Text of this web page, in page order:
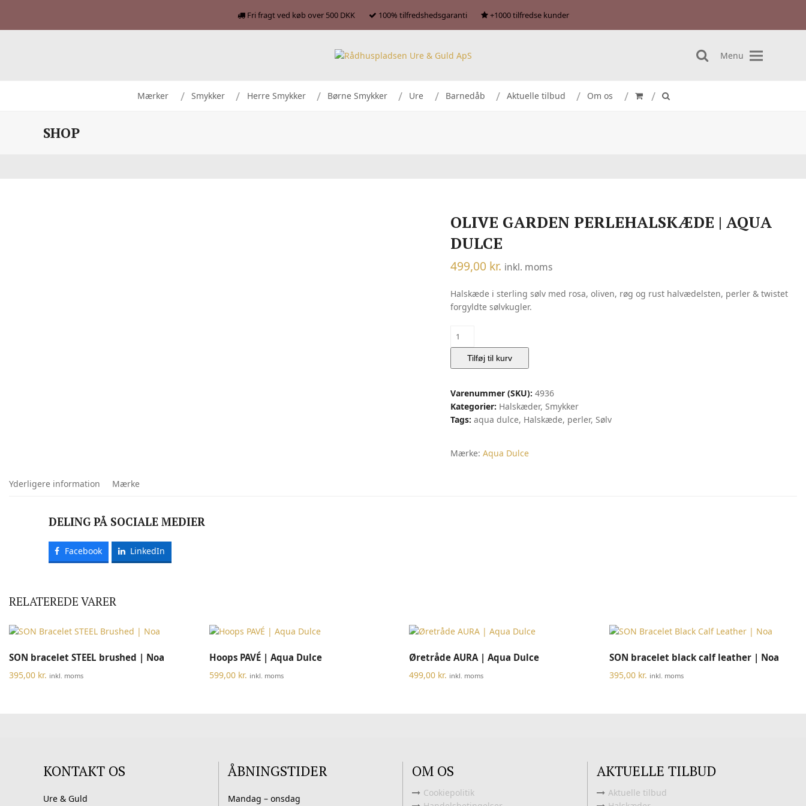
Fri fragt ved køb over 500 DKK 100% tilfredshedsgaranti +1000 tilfredse kunder
search
Menu
Mærker Smykker Herre Smykker Børne Smykker Ure Barnedåb Aktuelle tilbud Om os
SHOP
OLIVE GARDEN PERLEHALSKÆDE | AQUA
DULCE
499,00 kr. inkl. moms
Halskæde i sterling sølv med rosa, oliven, røg og rust halvædelsten, perler & twistet
forgyldte sølvkugler.
Olive
Garden
Perlehalskæde
|
Dulce
antal
Tilføj til kurv
Varenummer (SKU): 4936
Kategorier: Halskæder, Smykker
Tags: aqua dulce, Halskæde, perler, Sølv
Mærke: Aqua Dulce
Yderligere information Mærke
DELING PÅ SOCIALE MEDIER
Facebook LinkedIn
RELATEREDE VARER
vare
SON bracelet STEEL brushed | Noa
395,00 kr. inkl. moms
Hoops PAVÉ | Aqua Dulce
599,00 kr. inkl. moms
Øretråde AURA | Aqua Dulce
499,00 kr. inkl. moms
vare
SON bracelet black calf leather | Noa
395,00 kr. inkl. moms
KONTAKT OS
Ure & Guld
ÅBNINGSTIDER
Mandag – onsdag
OM OS
Cookiepolitik
AKTUELLE TILBUD
Aktuelle tilbud